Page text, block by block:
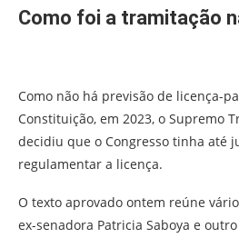
Como foi a tramitação
Como não há previsão de licença-
Constituição, em 2023, o Supremo
decidiu que o Congresso tinha até
regulamentar a licença.
O texto aprovado ontem reúne
ex-senadora Patricia Saboya e